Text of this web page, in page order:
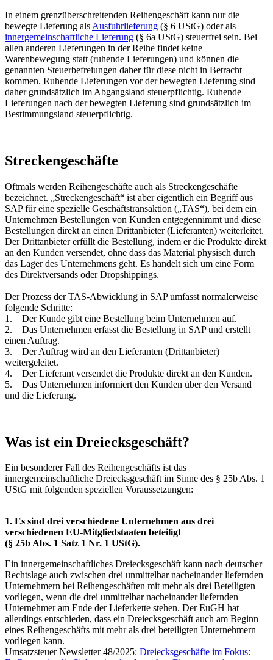
In einem grenzüberschreitenden Reihengeschäft kann nur die
bewegte Lieferung als Ausfuhrlieferung (§ 6 UStG) oder als
innergemeinschaftliche Lieferung (§ 6a UStG) steuerfrei sein. Bei
allen anderen Lieferungen in der Reihe findet keine
Warenbewegung statt (ruhende Lieferungen) und können die
genannten Steuerbefreiungen daher für diese nicht in Betracht
kommen. Ruhende Lieferungen vor der bewegten Lieferung sind
daher grundsätzlich im Abgangsland steuerpflichtig. Ruhende
Lieferungen nach der bewegten Lieferung sind grundsätzlich im
Bestimmungsland steuerpflichtig.
Streckengeschäfte
Oftmals werden Reihengeschäfte auch als Streckengeschäfte
bezeichnet. „Streckengeschäft“ ist aber eigentlich ein Begriff aus
SAP für eine spezielle Geschäftstransaktion („TAS“), bei dem ein
Unternehmen Bestellungen von Kunden entgegennimmt und diese
Bestellungen direkt an einen Drittanbieter (Lieferanten) weiterleitet.
Der Drittanbieter erfüllt die Bestellung, indem er die Produkte direkt
an den Kunden versendet, ohne dass das Material physisch durch
das Lager des Unternehmens geht. Es handelt sich um eine Form
des Direktversands oder Dropshippings.
Der Prozess der TAS-Abwicklung in SAP umfasst normalerweise
folgende Schritte:
1. Der Kunde gibt eine Bestellung beim Unternehmen auf.
2. Das Unternehmen erfasst die Bestellung in SAP und erstellt
einen Auftrag.
3. Der Auftrag wird an den Lieferanten (Drittanbieter)
weitergeleitet.
4. Der Lieferant versendet die Produkte direkt an den Kunden.
5. Das Unternehmen informiert den Kunden über den Versand
und die Lieferung.
Was ist ein Dreiecksgeschäft?
Ein besonderer Fall des Reihengeschäfts ist das
innergemeinschaftliche Dreiecksgeschäft im Sinne des § 25b Abs. 1
UStG mit folgenden speziellen Voraussetzungen:
1. Es sind drei verschiedene Unternehmen aus drei
verschiedenen EU-Mitgliedstaaten beteiligt
(§ 25b Abs. 1 Satz 1 Nr. 1 UStG).
Ein innergemeinschaftliches Dreiecksgeschäft kann nach deutscher
Rechtslage auch zwischen drei unmittelbar nacheinander liefernden
Unternehmern bei Reihengeschäften mit mehr als drei Beteiligten
vorliegen, wenn die drei unmittelbar nacheinander liefernden
Unternehmer am Ende der Lieferkette stehen. Der EuGH hat
allerdings entschieden, dass ein Dreiecksgeschäft auch am Beginn
eines Reihengeschäfts mit mehr als drei beteiligten Unternehmern
vorliegen kann.
Umsatzsteuer Newsletter 48/2025: Dreiecksgeschäfte im Fokus: